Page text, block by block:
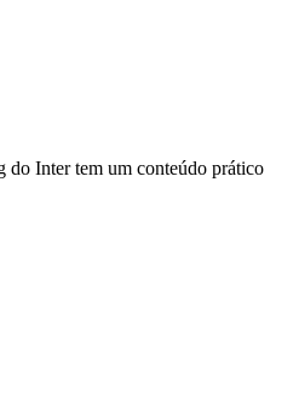
do Inter tem um conteúdo prático